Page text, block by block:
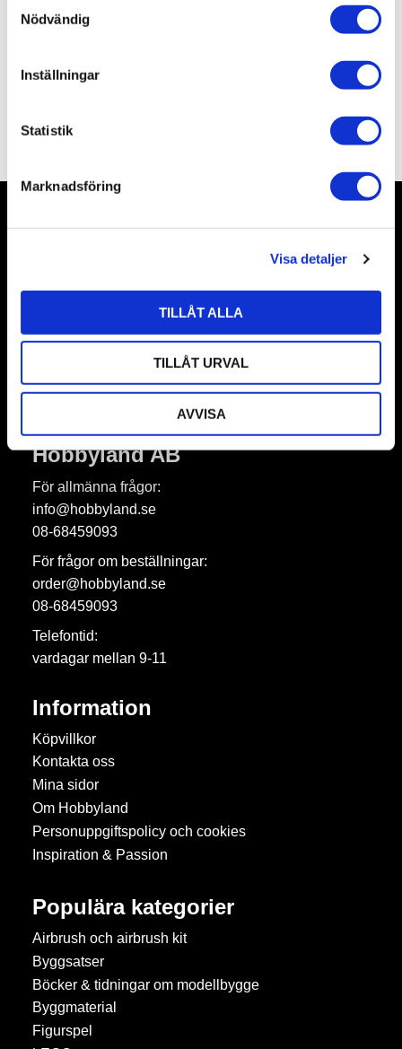
Nödvändig
Inställningar
Statistik
Marknadsföring
Visa detaljer
TILLÅT ALLA
TILLÅT URVAL
AVVISA
2 templates, A4
Omdömen
Dina personuppgifter behandlas i enlighet med vår
Hobbyland AB
För allmänna frågor:
info@hobbyland.se
08-68459093
För frågor om beställningar:
order@hobbyland.se
08-68459093
Telefontid:
vardagar mellan 9-11
Information
Köpvillkor
Kontakta oss
Mina sidor
Om Hobbyland
Personuppgiftspolicy och cookies
Inspiration & Passion
Populära kategorier
Airbrush och airbrush kit
Byggsatser
Böcker & tidningar om modellbygge
Byggmaterial
Figurspel